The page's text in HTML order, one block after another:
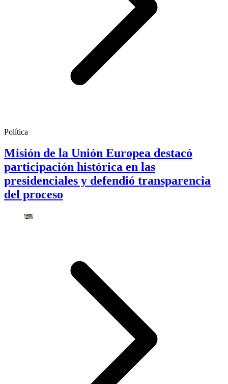
Política
Misión de la Unión Europea destacó
participación histórica en las
presidenciales y defendió transparencia
del proceso